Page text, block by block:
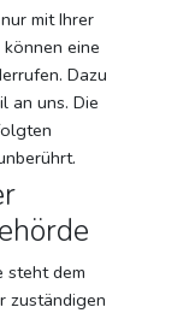
mit Ihrer
eine
Dazu
an uns. Die
steht dem
zuständigen